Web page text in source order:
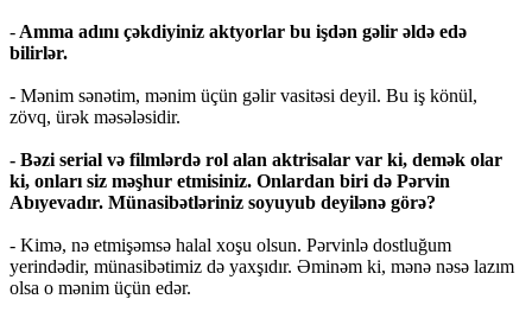
- Amma adını çəkdiyiniz aktyorlar bu işdən gəlir əldə edə
bilirlər.
- Mənim sənətim, mənim üçün gəlir vasitəsi deyil. Bu iş könül,
zövq, ürək məsələsidir.
- Bəzi serial və filmlərdə rol alan aktrisalar var ki, demək olar
ki, onları siz məşhur etmisiniz. Onlardan biri də Pərvin
Abıyevadır. Münasibətləriniz soyuyub deyilənə görə?
- Kimə, nə etmişəmsə halal xoşu olsun. Pərvinlə dostluğum
yerindədir, münasibətimiz də yaxşıdır. Əminəm ki, mənə nəsə lazım
olsa o mənim üçün edər.